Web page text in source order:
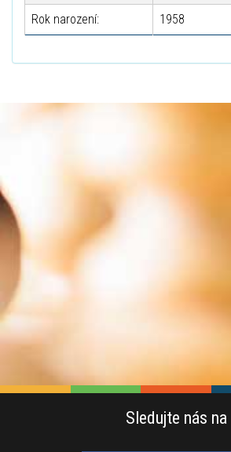
Rok narození: 1958
Sledujte nás na